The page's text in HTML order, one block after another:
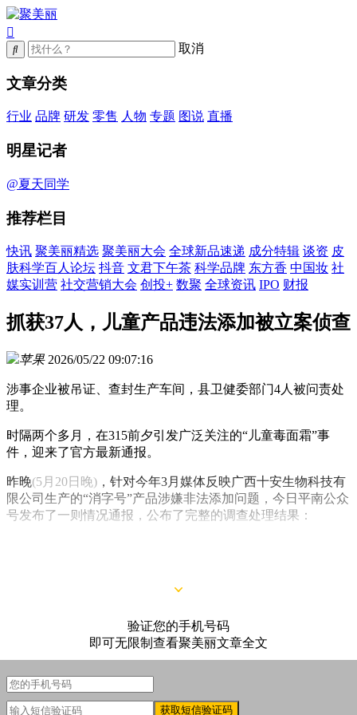
取消
文章分类
行业 品牌 研发 零售 人物 专题 图说 直播
明星记者
@夏天同学
推荐栏目
快讯 聚美丽精选 聚美丽大会 全球新品速递 成分特辑 谈资 皮
肤科学百人论坛 抖音 文君下午茶 科学品牌 东方香 中国妆 社
媒实训营 社交营销大会 创投+ 数聚 全球资讯 IPO 财报
抓获37人，儿童产品违法添加被立案侦查
苹果 2026/05/22 09:07:16
涉事企业被吊证、查封生产车间，县卫健委部门4人被问责处
理。
时隔两个多月，在315前夕引发广泛关注的“儿童毒面霜”事
件，迎来了官方最新通报。
昨晚(5月20日晚) ，针对今年3月媒体反映广西十安生物科技有
限公司生产的“消字号”产品涉嫌非法添加问题，今日平南公众
号发布了一则情况通报，公布了完整的调查处理结果：
验证您的手机号码
即可无限制查看聚美丽文章全文
获取短信验证码